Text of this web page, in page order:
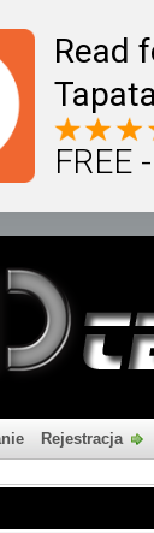
Read
FREE
Rejestracja